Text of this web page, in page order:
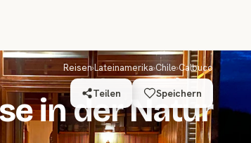
Reisen›Lateinamerika›Chile›Calbuco
Teilen Speichern
in der Natur